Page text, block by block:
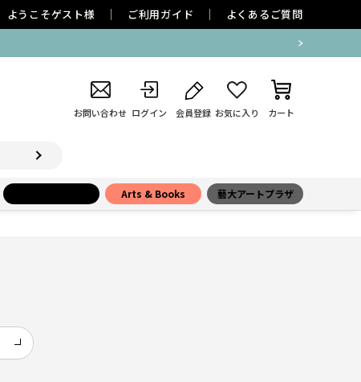
ようこそゲスト様 ご利用ガイド よくあるご質問
お問い合わせ ログイン 会員登録 お気に入り カート
Arts & Books 藝大アートプラザ